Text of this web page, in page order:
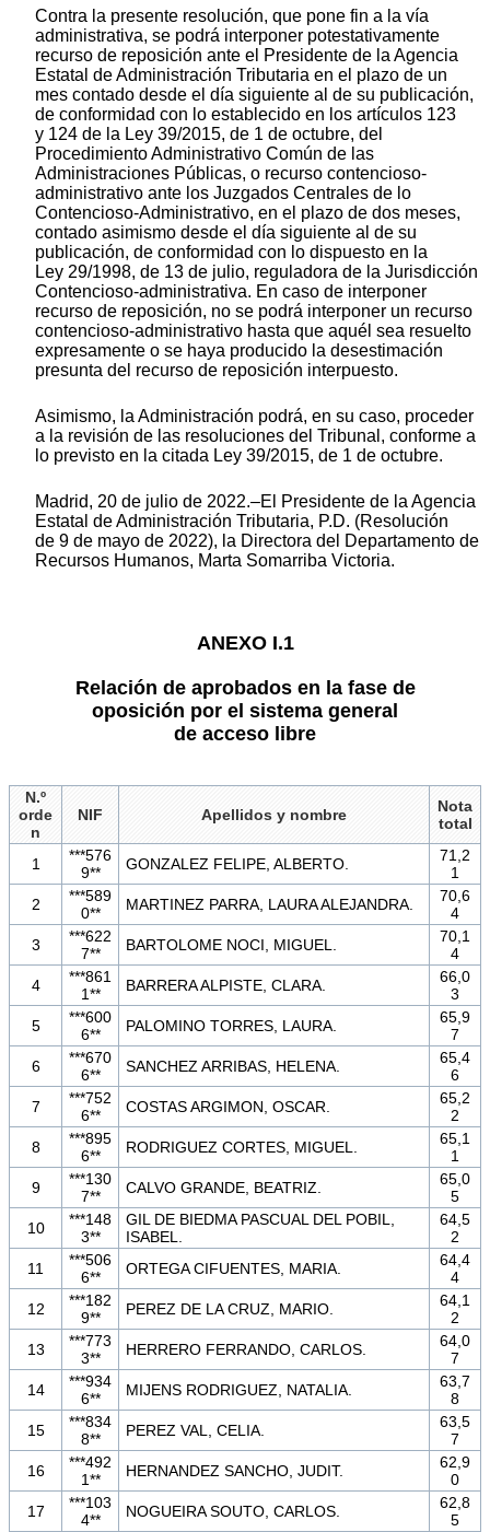
Contra la presente resolución, que pone fin a la vía
administrativa, se podrá interponer potestativamente
recurso de reposición ante el Presidente de la Agencia
Estatal de Administración Tributaria en el plazo de un
mes contado desde el día siguiente al de su publicación,
de conformidad con lo establecido en los artículos 123
y 124 de la Ley 39/2015, de 1 de octubre, del
Procedimiento Administrativo Común de las
Administraciones Públicas, o recurso contencioso-
administrativo ante los Juzgados Centrales de lo
Contencioso-Administrativo, en el plazo de dos meses,
contado asimismo desde el día siguiente al de su
publicación, de conformidad con lo dispuesto en la
Ley 29/1998, de 13 de julio, reguladora de la Jurisdicción
Contencioso-administrativa. En caso de interponer
recurso de reposición, no se podrá interponer un recurso
contencioso-administrativo hasta que aquél sea resuelto
expresamente o se haya producido la desestimación
presunta del recurso de reposición interpuesto.
Asimismo, la Administración podrá, en su caso, proceder
a la revisión de las resoluciones del Tribunal, conforme a
lo previsto en la citada Ley 39/2015, de 1 de octubre.
Madrid, 20 de julio de 2022.–El Presidente de la Agencia
Estatal de Administración Tributaria, P.D. (Resolución
de 9 de mayo de 2022), la Directora del Departamento de
Recursos Humanos, Marta Somarriba Victoria.
ANEXO I.1
Relación de aprobados en la fase de
oposición por el sistema general
de acceso libre
N.º
orde
n
NIF Apellidos y nombre
Nota
total
1
***576
9**
GONZALEZ FELIPE, ALBERTO.
71,2
1
2
***589
0**
MARTINEZ PARRA, LAURA ALEJANDRA.
70,6
4
3
***622
7**
BARTOLOME NOCI, MIGUEL.
70,1
4
4
***861
1**
BARRERA ALPISTE, CLARA.
66,0
3
5
***600
6**
PALOMINO TORRES, LAURA.
65,9
7
6
***670
6**
SANCHEZ ARRIBAS, HELENA.
65,4
6
7
***752
6**
COSTAS ARGIMON, OSCAR.
65,2
2
8
***895
6**
RODRIGUEZ CORTES, MIGUEL.
65,1
1
9
***130
7**
CALVO GRANDE, BEATRIZ.
65,0
5
10
***148
3**
GIL DE BIEDMA PASCUAL DEL POBIL,
ISABEL.
64,5
2
11
***506
6**
ORTEGA CIFUENTES, MARIA.
64,4
4
12
***182
9**
PEREZ DE LA CRUZ, MARIO.
64,1
2
13
***773
3**
HERRERO FERRANDO, CARLOS.
64,0
7
14
***934
6**
MIJENS RODRIGUEZ, NATALIA.
63,7
8
15
***834
8**
PEREZ VAL, CELIA.
63,5
7
16
***492
1**
HERNANDEZ SANCHO, JUDIT.
62,9
0
17
***103
4**
NOGUEIRA SOUTO, CARLOS.
62,8
5